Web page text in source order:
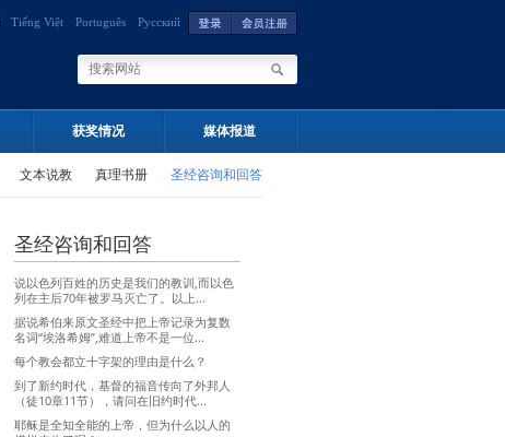
Tiếng Việt Português Русский
获奖情况 媒体报道
文本说教 真理书册 圣经咨询和回答